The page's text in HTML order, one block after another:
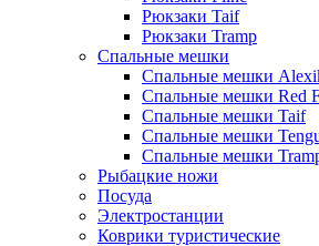
Рюкзаки Taif
Рюкзаки Tramp
Спальные мешки
Спальные мешки
Спальные мешки Red
Спальные мешки Taif
Спальные мешки
Спальные мешки
Рыбацкие ножи
Посуда
Электростанции
Коврики туристические